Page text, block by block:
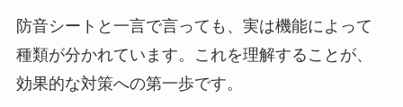
防音シートと一言で言っても、実は機能によって
種類が分かれています。これを理解することが、
効果的な対策への第一歩です。